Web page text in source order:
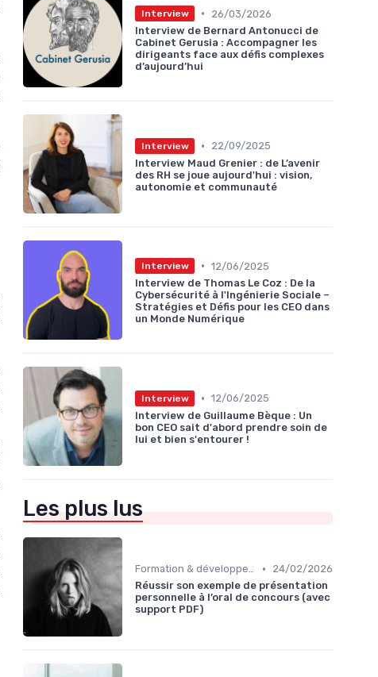
Interview •
26/03/2026
Interview de Bernard Antonucci de
Cabinet Gerusia : Accompagner les
dirigeants face aux défis complexes
d’aujourd’hui
Interview •
22/09/2025
Interview Maud Grenier : de L’avenir
des RH se joue aujourd'hui : vision,
autonomie et communauté
Interview • 12/06/2025
Interview de Thomas Le Coz : De la
Cybersécurité à l'Ingénierie Sociale –
Stratégies et Défis pour les CEO dans
un Monde Numérique
Interview • 12/06/2025
Interview de Guillaume Bèque : Un
bon CEO sait d'abord prendre soin de
lui et bien s'entourer !
Les plus lus
Formation & développement du leadership •
24/02/2026
Réussir son exemple de présentation
personnelle à l’oral de concours (avec
support PDF)